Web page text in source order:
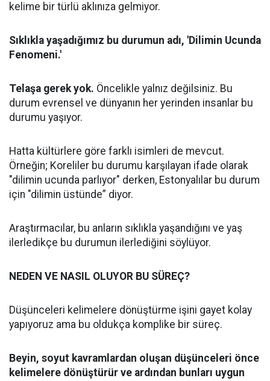
kelime bir türlü aklınıza gelmiyor.
Sıklıkla yaşadığımız bu durumun adı, 'Dilimin Ucunda
Fenomeni.'
Telaşa gerek yok. Öncelikle yalnız değilsiniz. Bu
durum evrensel ve dünyanın her yerinden insanlar bu
durumu yaşıyor.
Hatta kültürlere göre farklı isimleri de mevcut.
Örneğin; Koreliler bu durumu karşılayan ifade olarak
"dilimin ucunda parlıyor" derken, Estonyalılar bu durum
için "dilimin üstünde” diyor.
Araştırmacılar, bu anların sıklıkla yaşandığını ve yaş
ilerledikçe bu durumun ilerlediğini söylüyor.
NEDEN VE NASIL OLUYOR BU SÜREÇ?
Düşünceleri kelimelere dönüştürme işini gayet kolay
yapıyoruz ama bu oldukça komplike bir süreç.
Beyin, soyut kavramlardan oluşan düşünceleri önce
kelimelere dönüştürür ve ardından bunları uygun